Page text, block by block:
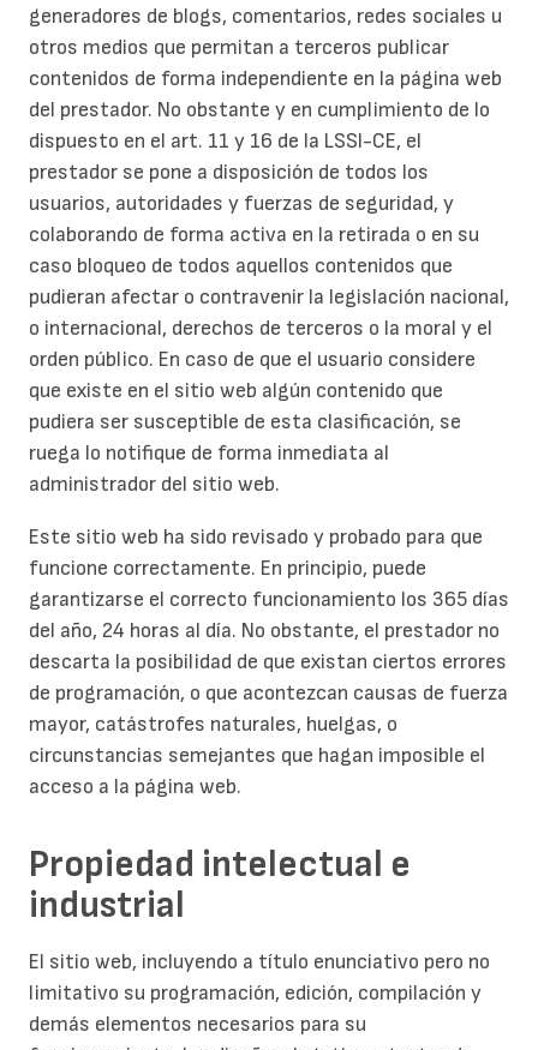
generadores de blogs, comentarios, redes sociales u
otros medios que permitan a terceros publicar
contenidos de forma independiente en la página web
del prestador. No obstante y en cumplimiento de lo
dispuesto en el art. 11 y 16 de la LSSI-CE, el
prestador se pone a disposición de todos los
usuarios, autoridades y fuerzas de seguridad, y
colaborando de forma activa en la retirada o en su
caso bloqueo de todos aquellos contenidos que
pudieran afectar o contravenir la legislación nacional,
o internacional, derechos de terceros o la moral y el
orden público. En caso de que el usuario considere
que existe en el sitio web algún contenido que
pudiera ser susceptible de esta clasificación, se
ruega lo notifique de forma inmediata al
administrador del sitio web.
Este sitio web ha sido revisado y probado para que
funcione correctamente. En principio, puede
garantizarse el correcto funcionamiento los 365 días
del año, 24 horas al día. No obstante, el prestador no
descarta la posibilidad de que existan ciertos errores
de programación, o que acontezcan causas de fuerza
mayor, catástrofes naturales, huelgas, o
circunstancias semejantes que hagan imposible el
acceso a la página web.
Propiedad intelectual e
industrial
El sitio web, incluyendo a título enunciativo pero no
limitativo su programación, edición, compilación y
demás elementos necesarios para su